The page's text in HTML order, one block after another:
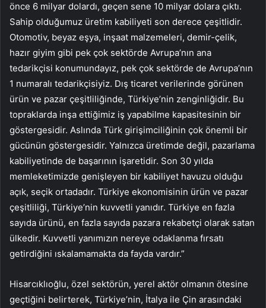
önce 6 milyar dolardı, geçen sene 10 milyar dolara çıktı.
Sahip olduğumuz üretim kabiliyeti son derece çeşitlidir.
Otomotiv, beyaz eşya, inşaat malzemeleri, demir-çelik,
hazır giyim gibi pek çok sektörde Avrupa’nın ana
tedarikçisi konumundayız, pek çok sektörde de Avrupa’nın
1 numaralı tedarikçisiyiz. Dış ticaret verilerinde görünen
ürün ve pazar çeşitliliğinde, Türkiye’nin zenginliğidir. Bu
topraklarda inşa ettiğimiz iş yapabilme kapasitesinin bir
göstergesidir. Aslında Türk girişimciliğinin çok önemli bir
gücünün göstergesidir. Yalnızca üretimde değil, pazarlama
kabiliyetinde de başarının işaretidir. Son 30 yılda
memleketimizde genişleyen bir kabiliyet havuzu olduğu
açık, seçik ortadadır. Türkiye ekonomisinin ürün ve pazar
çeşitliliği, Türkiye’nin kuvvetli yanıdır. Türkiye en fazla
sayıda ürünü, en fazla sayıda pazara rekabetçi olarak satan
ülkedir. Kuvvetli yanımızın nereye odaklanma fırsatı
getirdiğini ıskalamamakta da fayda vardır.”
Hisarcıklıoğlu, özel sektörün, yerel aktör olmanın ötesine
geçtiğini belirterek, Türkiye’nin, İtalya ile Çin arasındaki